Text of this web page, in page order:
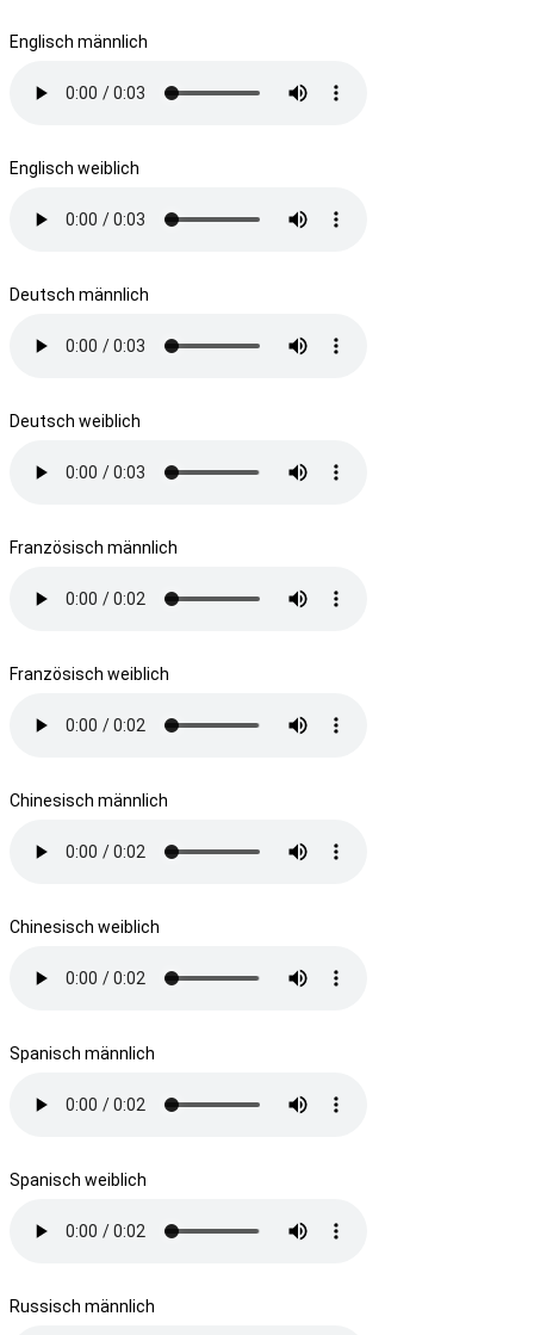
Englisch männlich
Englisch weiblich
Deutsch männlich
Deutsch weiblich
Französisch männlich
Französisch weiblich
Chinesisch männlich
Chinesisch weiblich
Spanisch männlich
Spanisch weiblich
Russisch männlich